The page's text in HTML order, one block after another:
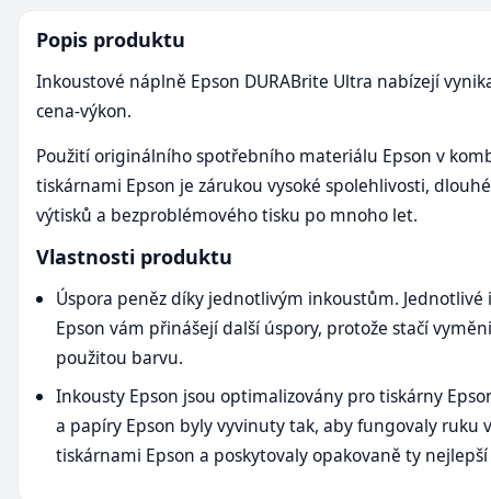
Popis produktu
Inkoustové náplně Epson DURABrite Ultra nabízejí
cena-výkon.
Použití originálního spotřebního materiálu Epson v
tiskárnami Epson je zárukou vysoké spolehlivosti,
výtisků a bezproblémového tisku po mnoho let.
Vlastnosti produktu
Úspora peněz díky jednotlivým inkoustům. Jednotlivé
Epson vám přinášejí další úspory, protože stačí
použitou barvu.
Inkousty Epson jsou optimalizovány pro tiskárny
a papíry Epson byly vyvinuty tak, aby fungovaly ruku
tiskárnami Epson a poskytovaly opakovaně ty nejlepší